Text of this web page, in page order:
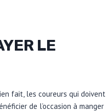
LE
fait, les coureurs qui doivent
de l’occasion à manger